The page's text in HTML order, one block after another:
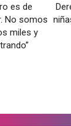
es de
No somos
miles y